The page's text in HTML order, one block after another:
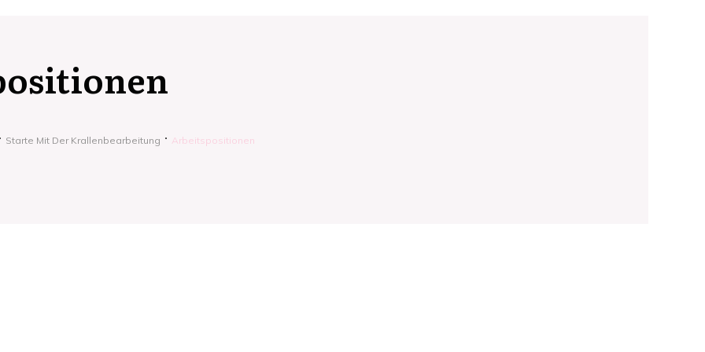
Starte Mit Der Krallenbearbeitung Arbeitspositionen